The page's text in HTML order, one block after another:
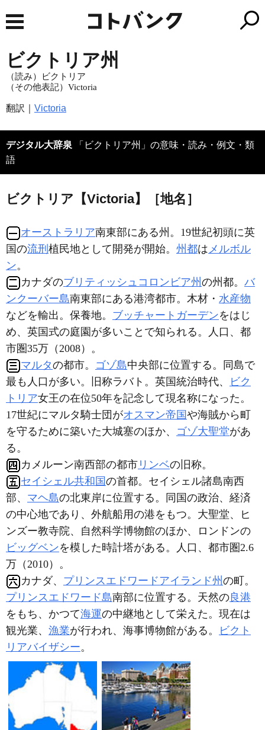
ビクトリア州
（読み）ビクトリア
（その他表記）Victoria
翻訳｜ Victoria
デジタル大辞泉 「ビクトリア州」の意味・読み・例文・類
語
ビクトリア【Victoria】［地名］
オーストラリア南東部にある州。19世紀初頭に英
国の流刑 植民地として開発が開始。 州都はメルボル
ン。
カナダのブリティッシュコロンビア州 の州都。 バ
ンクーバー島南東部にある港湾都市。木材・ 水産物
などを輸出。保養地。 ブッチャートガーデンをはじ
め、英国式の庭園が多いことで知られる。人口、都
市圏35万（2008）。
マルタの都市。 ゴゾ島中央部に位置する。同島で
最も人口が多い。旧称ラバト。英国統治時代、
ビク
トリア女王の在位50年を記念して現名称になった。
17世紀にマルタ騎士団がオスマン帝国や海賊から町
を守るために築いた大城塞のほか、 ゴゾ大聖堂があ
る。
カメルーン南西部の都市 リンベの旧称。
セイシェル共和国の首都。セイシェル諸島南西
部、 マヘ島の北東岸に位置する。同国の政治、経済
の中心地であり、外航船用の港をもつ。大聖堂、ヒ
ンズー教寺院、自然科学博物館のほか、ロンドンの
ビッグベンを模した時計塔がある。人口、都市圏2.6
万（2010）。
カナダ、 プリンスエドワードアイランド州 の町。
プリンスエドワード島南部に位置する。天然の良港
をもち、かつて海運の中継地として栄えた。現在は
観光業、 漁業が行われ、海事博物館がある。
ビクト
リアバイザシー。